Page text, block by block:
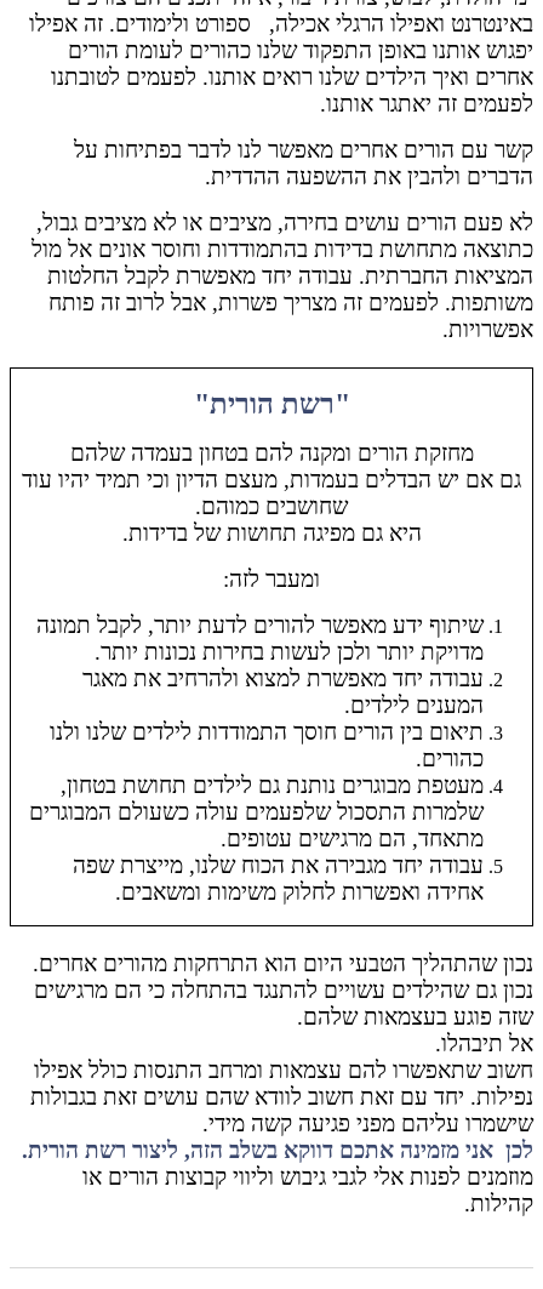
באינטרנט ואפילו הרגלי אכילה, ספורט ולימודים. זה אפילו
יפגוש אותנו באופן התפקוד שלנו כהורים לעומת הורים
אחרים ואיך הילדים שלנו רואים אותנו. לפעמים לטובתנו
לפעמים זה יאתגר אותנו.
קשר עם הורים אחרים מאפשר לנו לדבר בפתיחות על
הדברים ולהבין את ההשפעה ההדדית.
לא פעם הורים עושים בחירה, מציבים או לא מציבים גבול,
כתוצאה מתחושת בדידות בהתמודדות וחוסר אונים אל מול
המציאות החברתית. עבודה יחד מאפשרת לקבל החלטות
משותפות. לפעמים זה מצריך פשרות, אבל לרוב זה פותח
אפשרויות.
"רשת הורית"
מחזקת הורים ומקנה להם בטחון בעמדה שלהם
גם אם יש הבדלים בעמדות, מעצם הדיון וכי תמיד יהיו עוד
שחושבים כמוהם.
היא גם מפיגה תחושות של בדידות.
ומעבר לזה:
שיתוף ידע מאפשר להורים לדעת יותר, לקבל תמונה
מדויקת יותר ולכן לעשות בחירות נכונות יותר.
עבודה יחד מאפשרת למצוא ולהרחיב את מאגר
המענים לילדים.
תיאום בין הורים חוסך התמודדות לילדים שלנו ולנו
כהורים.
מעטפת מבוגרים נותנת גם לילדים תחושת בטחון,
שלמרות התסכול שלפעמים עולה כשעולם המבוגרים
מתאחד, הם מרגישים עטופים.
עבודה יחד מגבירה את הכוח שלנו, מייצרת שפה
אחידה ואפשרות לחלוק משימות ומשאבים.
נכון שהתהליך הטבעי היום הוא התרחקות מהורים אחרים.
נכון גם שהילדים עשויים להתנגד בהתחלה כי הם מרגישים
שזה פוגע בעצמאות שלהם.
אל תיבהלו.
חשוב שתאפשרו להם עצמאות ומרחב התנסות כולל אפילו
נפילות. יחד עם זאת חשוב לוודא שהם עושים זאת בגבולות
שישמרו עליהם מפני פגיעה קשה מידי.
לכן אני מזמינה אתכם דווקא בשלב הזה, ליצור רשת הורית.
מוזמנים לפנות אלי לגבי גיבוש וליווי קבוצות הורים או
קהילות.